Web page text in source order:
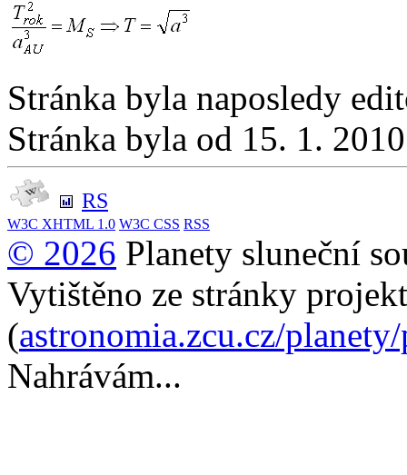
Stránka byla naposledy
Stránka byla od 15. 1.
RS
W3C XHTML 1.0 W3C CSS RSS
© 2026 Planety sluneční
Vytištěno ze stránky
(astronomia.zcu.cz/
Nahrávám...